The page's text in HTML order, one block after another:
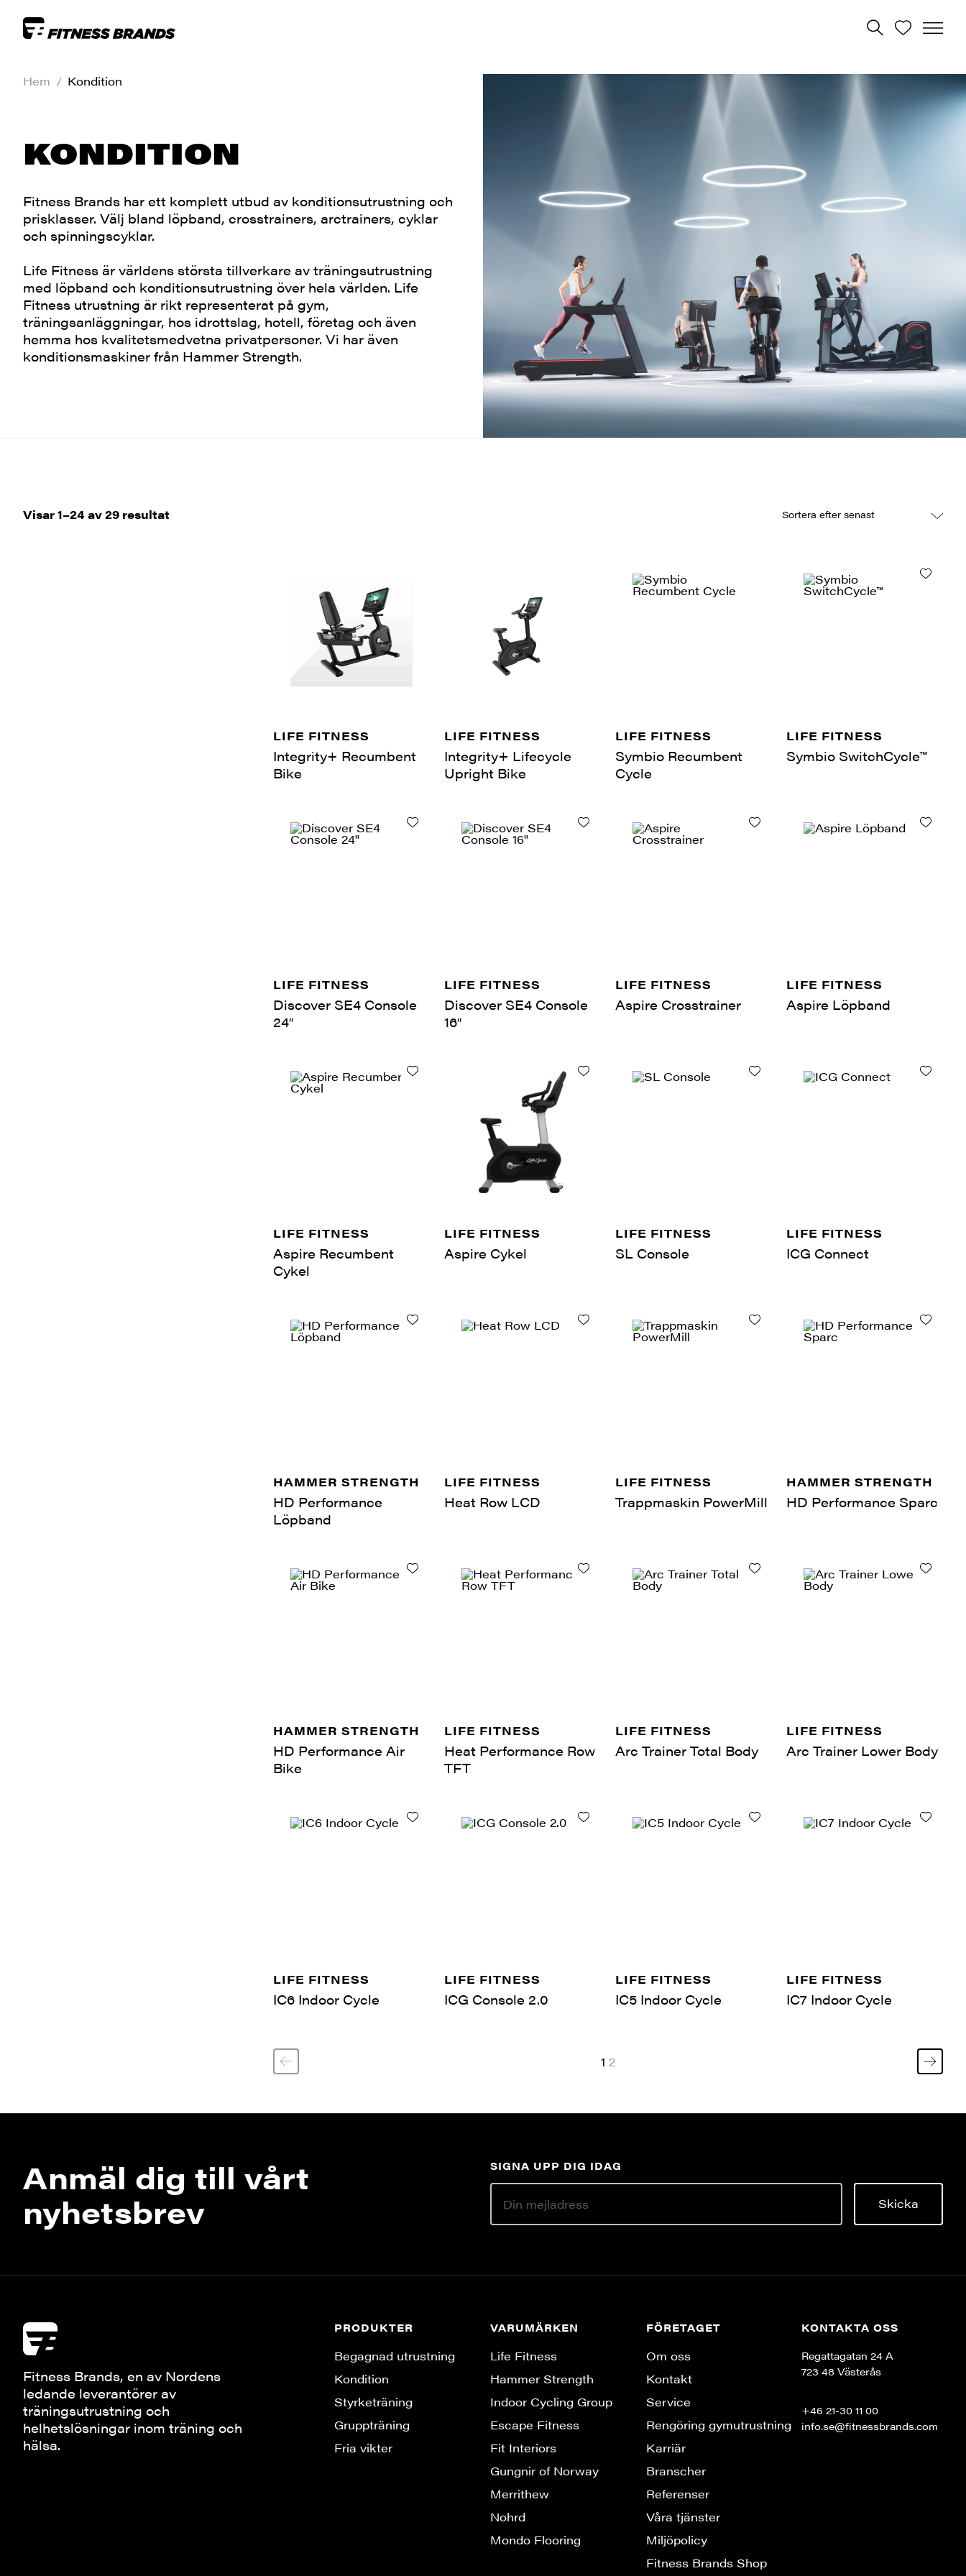
Hem / Kondition
KONDITION
Fitness Brands har ett komplett utbud av konditionsutrustning och
prisklasser. Välj bland löpband, crosstrainers, arctrainers, cyklar
och spinningscyklar.
Life Fitness är världens största tillverkare av träningsutrustning
med löpband och konditionsutrustning över hela världen. Life
Fitness utrustning är rikt representerat på gym,
träningsanläggningar, hos idrottslag, hotell, företag och även
hemma hos kvalitetsmedvetna privatpersoner. Vi har även
konditionsmaskiner från Hammer Strength.
Visar 1–24 av 29 resultatSortera
LIFE FITNESS
Integrity+ Recumbent
Bike
LIFE FITNESS
Integrity+ Lifecycle
Upright Bike
LIFE FITNESS
Symbio Recumbent
Cycle
LIFE FITNESS
Symbio SwitchCycle™
LIFE FITNESS
Discover SE4 Console
24″
LIFE FITNESS
Discover SE4 Console
16″
LIFE FITNESS
Aspire Crosstrainer
LIFE FITNESS
Aspire Löpband
LIFE FITNESS
Aspire Recumbent
Cykel
LIFE FITNESS
Aspire Cykel
LIFE FITNESS
SL Console
LIFE FITNESS
ICG Connect
HAMMER STRENGTH
HD Performance
Löpband
LIFE FITNESS
Heat Row LCD
LIFE FITNESS
Trappmaskin PowerMill
HAMMER STRENGTH
HD Performance Sparc
HAMMER STRENGTH
HD Performance Air
Bike
LIFE FITNESS
Heat Performance Row
TFT
LIFE FITNESS
Arc Trainer Total Body
LIFE FITNESS
Arc Trainer Lower Body
LIFE FITNESS
IC6 Indoor Cycle
LIFE FITNESS
ICG Console 2.0
LIFE FITNESS
IC5 Indoor Cycle
LIFE FITNESS
IC7 Indoor Cycle
1 2
Anmäl dig till vårt
nyhetsbrev
SIGNA UPP DIG IDAG
Skicka
Fitness Brands, en av Nordens
ledande leverantörer av
träningsutrustning och
helhetslösningar inom träning och
hälsa.
PRODUKTER
Begagnad utrustning
Kondition
Styrketräning
Gruppträning
Fria vikter
VARUMÄRKEN
Life Fitness
Hammer Strength
Indoor Cycling Group
Escape Fitness
Fit Interiors
Gungnir of Norway
Merrithew
Nohrd
Mondo Flooring
FÖRETAGET
Om oss
Kontakt
Service
Rengöring gymutrustning
Karriär
Branscher
Referenser
Våra tjänster
Miljöpolicy
Fitness Brands Shop
KONTAKTA OSS
Regattagatan 24 A
723 48 Västerås
+46 21-30 11 00
info.se@fitnessbrands.com